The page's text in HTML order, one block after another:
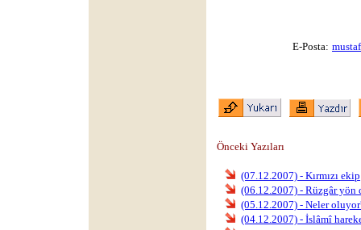
E-Posta:
Önceki Yazıları
(07.12.2007) - Kırmızı ekip
(06.12.2007) - Rüzgâr yön
(05.12.2007) - Neler
(04.12.2007) - İslâmî